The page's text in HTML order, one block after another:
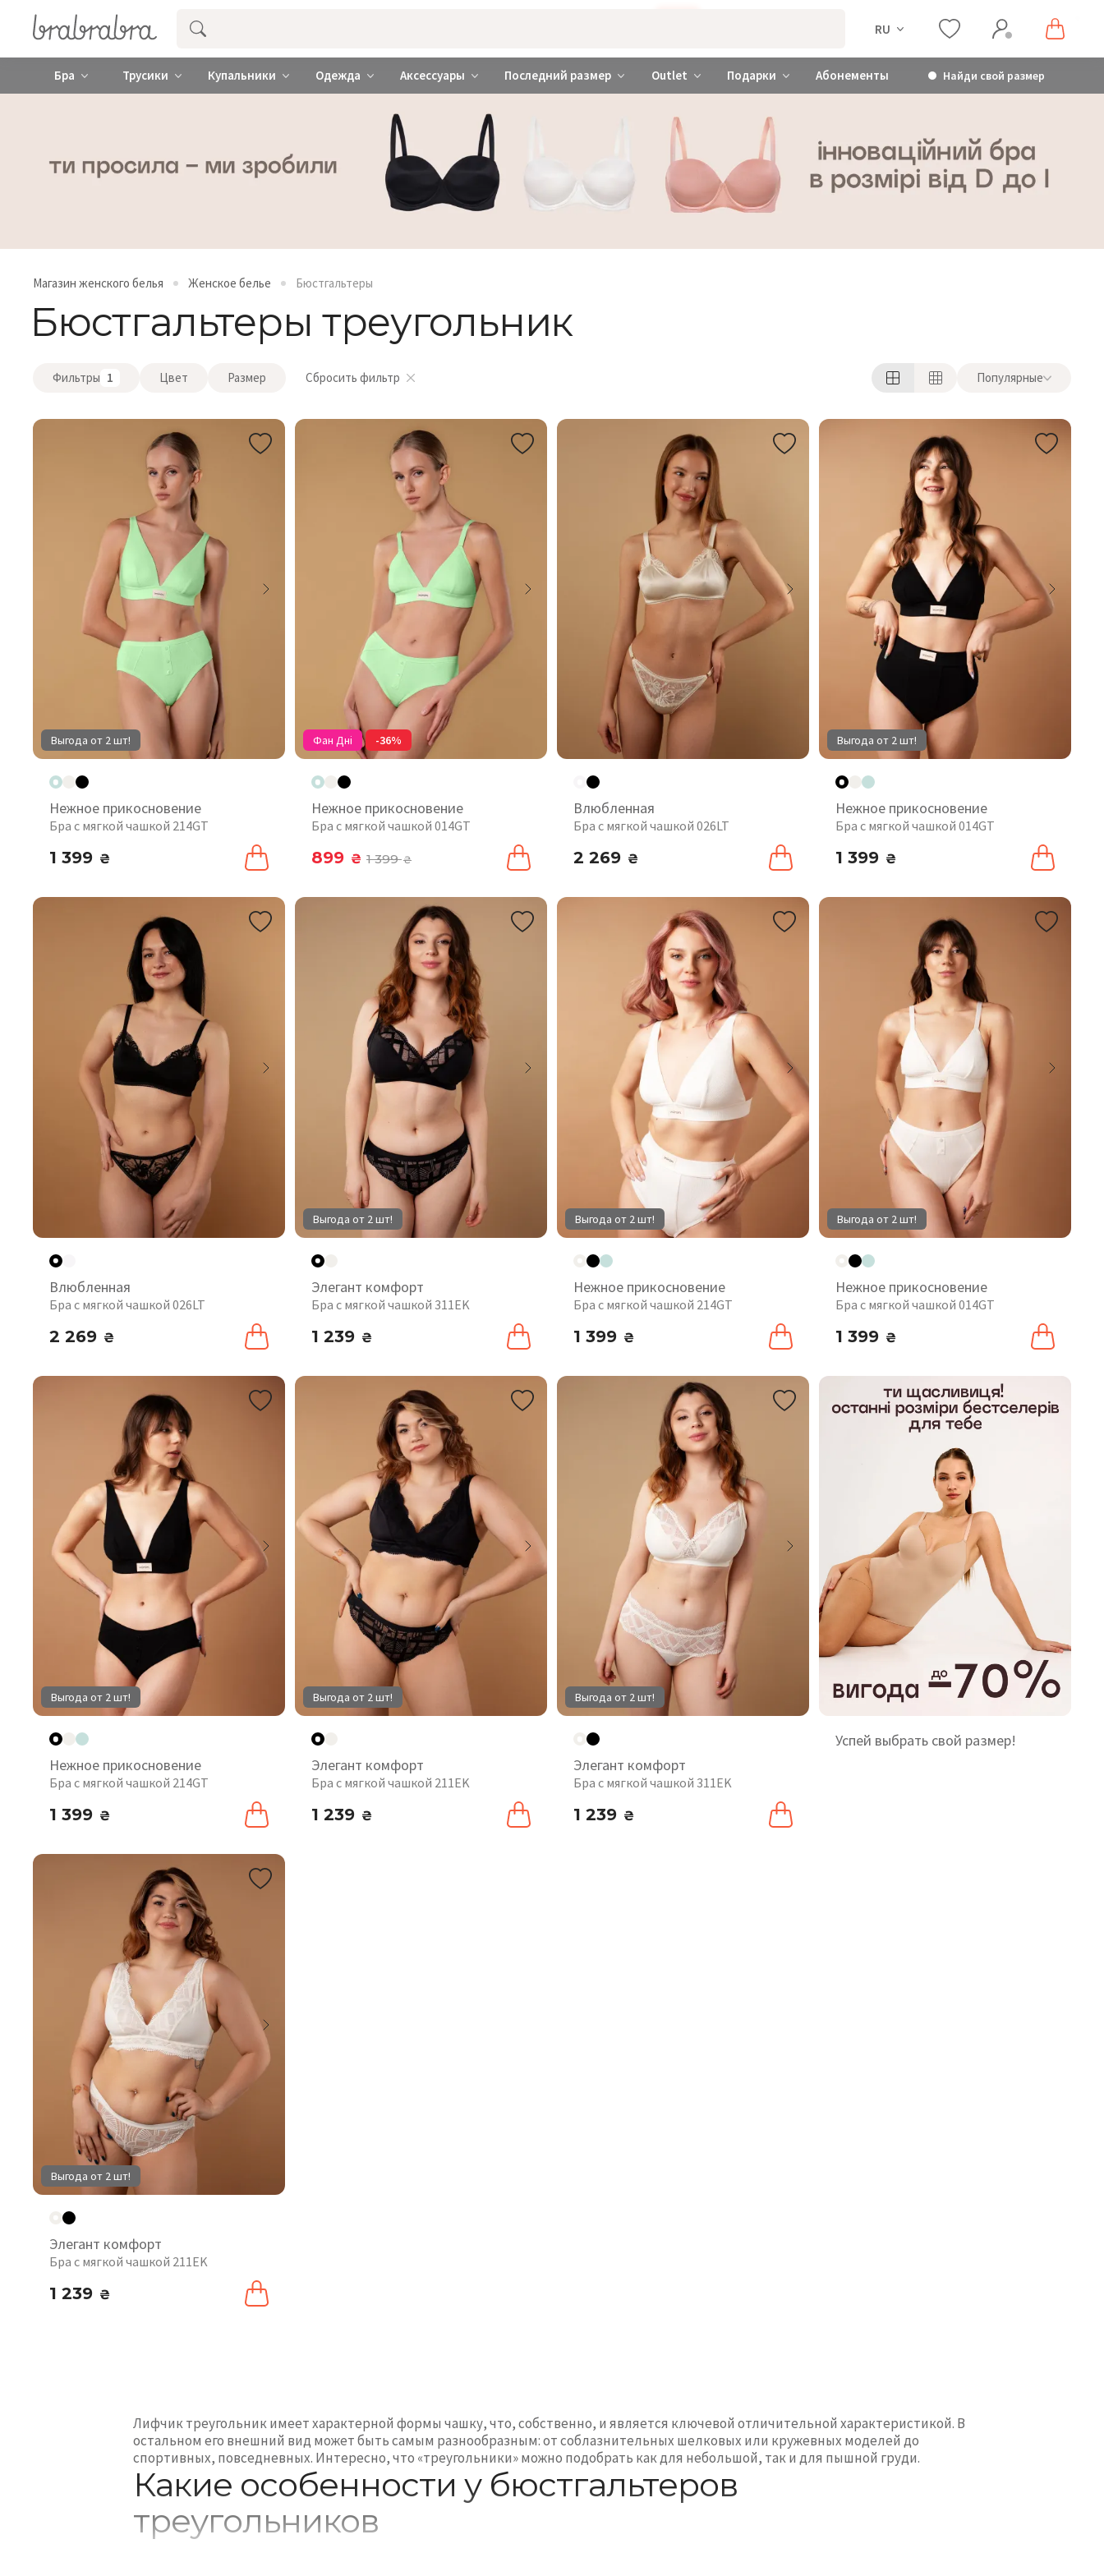
Купить нижнее женское белье ❤️ brabrabra ❤️ Киев и Украина RU
Бра Трусики Купальники Одежда Аксессуары Последний размер Outlet Подарки Абонементы Найди свой размер
Магазин женского белья Женское белье Бюстгальтеры
Бюстгальтеры треугольник
Фильтры 1 Цвет Размер Сбросить фильтр Популярные
Выгода от 2 шт!
Нежное прикосновение
Бра с мягкой чашкой 214GT
1 399 ₴
Фан Дні -36%
Нежное прикосновение
Бра с мягкой чашкой 014GT
899 ₴ 1 399₴
Влюбленная
Бра с мягкой чашкой 026LT
2 269 ₴
Выгода от 2 шт!
Нежное прикосновение
Бра с мягкой чашкой 014GT
1 399 ₴
Влюбленная
Бра с мягкой чашкой 026LT
2 269 ₴
Выгода от 2 шт!
Элегант комфорт
Бра с мягкой чашкой 311EK
1 239 ₴
Выгода от 2 шт!
Нежное прикосновение
Бра с мягкой чашкой 214GT
1 399 ₴
Выгода от 2 шт!
Нежное прикосновение
Бра с мягкой чашкой 014GT
1 399 ₴
Выгода от 2 шт!
Нежное прикосновение
Бра с мягкой чашкой 214GT
1 399 ₴
Выгода от 2 шт!
Элегант комфорт
Бра с мягкой чашкой 211EK
1 239 ₴
Выгода от 2 шт!
Элегант комфорт
Бра с мягкой чашкой 311EK
1 239 ₴
Успей выбрать свой размер!
Выгода от 2 шт!
Элегант комфорт
Бра с мягкой чашкой 211EK
1 239 ₴
Лифчик треугольник имеет характерной формы чашку, что, собственно, и является ключевой отличительной характеристикой. В
остальном его внешний вид может быть самым разнообразным: от соблазнительных шелковых или кружевных моделей до
спортивных, повседневных. Интересно, что «треугольники» можно подобрать как для небольшой, так и для пышной груди.
Какие особенности у бюстгальтеров
треугольников